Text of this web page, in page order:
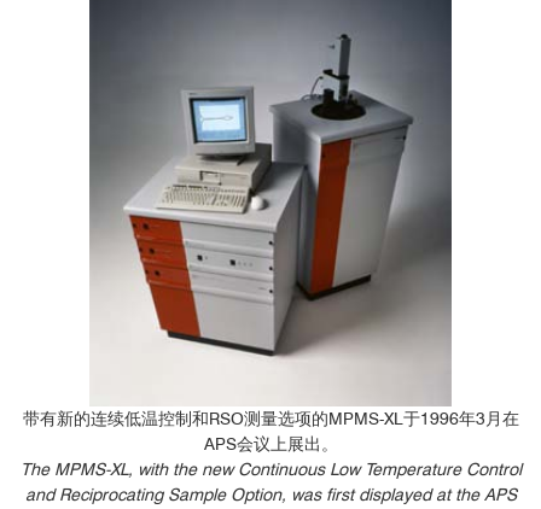
带有新的连续低温控制和RSO测量选项的MPMS-XL于1996年3月在
APS会议上展出。
The MPMS-XL, with the new Continuous Low Temperature Control
and Reciprocating Sample Option, was first displayed at the APS